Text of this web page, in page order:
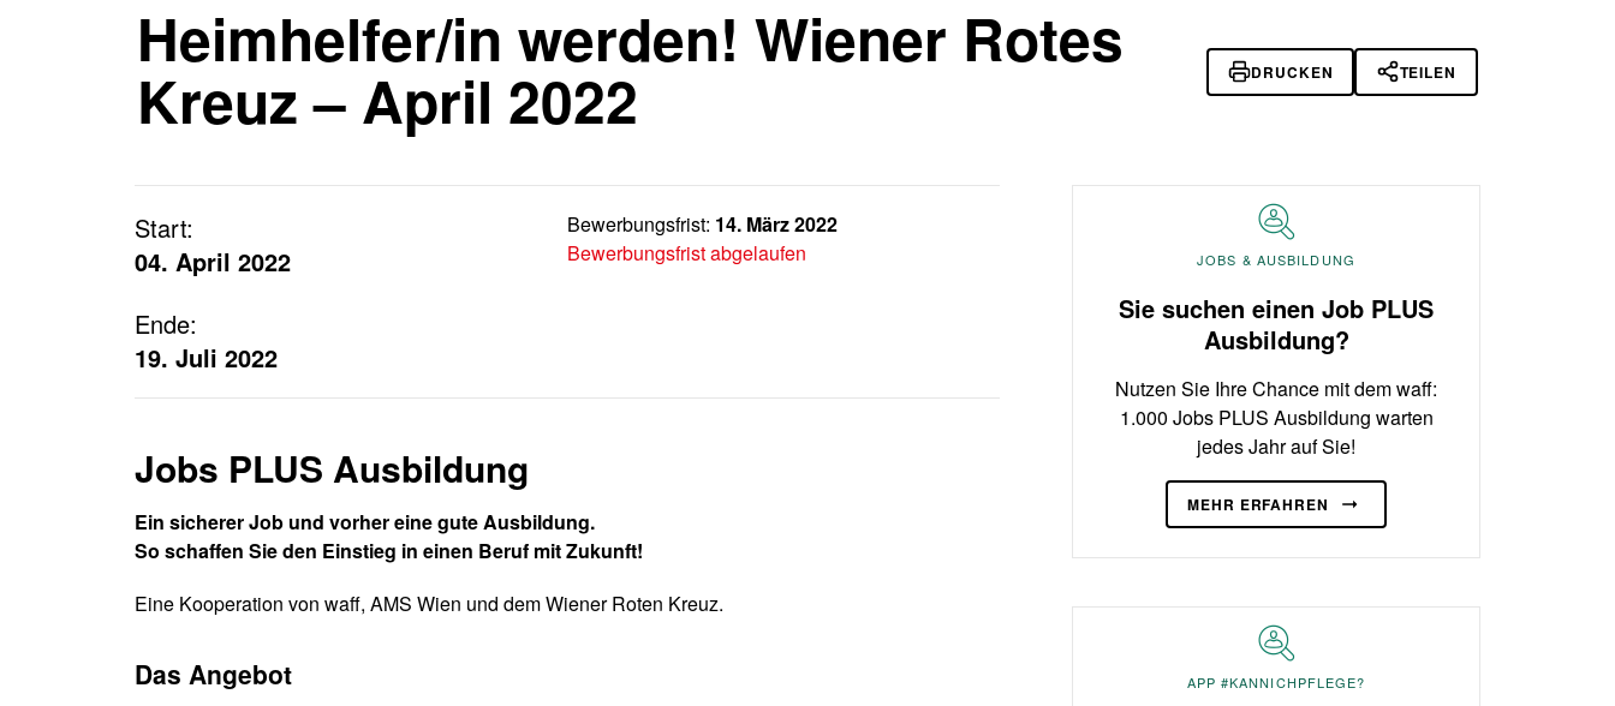
KURS SUCHEN
Anfahrtsplan
Heimhelfer/in werden! Wiener Rotes
Kreuz – April 2022 DRUCKEN TEILEN
Start:
04. April 2022
Ende:
19. Juli 2022
Bewerbungsfrist: 14. März 2022
Bewerbungsfrist abgelaufen
Jobs PLUS Ausbildung
Ein sicherer Job und vorher eine gute Ausbildung.
So schaffen Sie den Einstieg in einen Beruf mit Zukunft!
Eine Kooperation von waff, AMS Wien und dem Wiener Roten Kreuz.
Das Angebot
JOBS & AUSBILDUNG
Sie suchen einen Job PLUS
Ausbildung?
Nutzen Sie Ihre Chance mit dem waff:
1.000 Jobs PLUS Ausbildung warten
jedes Jahr auf Sie!
MEHR ERFAHREN
APP #KANNICHPFLEGE?